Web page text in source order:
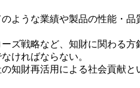
ような業績や製品の性能・
ズ戦略など、知財に関わる
ければならない。
知財再活用による社会貢献